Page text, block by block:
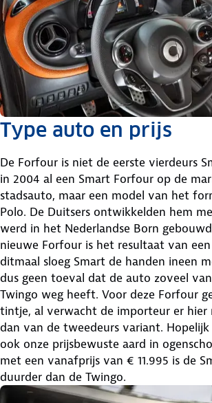
Type auto en prijs
De Forfour is niet de eerste vierdeurs
in 2004 al een Smart Forfour op de
stadsauto, maar een model van het
Polo. De Duitsers ontwikkelden hem
werd in het Nederlandse Born
nieuwe Forfour is het resultaat van
ditmaal sloeg Smart de handen ineen
dus geen toeval dat de auto zoveel
Twingo weg heeft. Voor deze Forfour
tintje, al verwacht de importeur er hier
dan van de tweedeurs variant.
ook onze prijsbewuste aard in
met een vanafprijs van € 11.995 is de
duurder dan de Twingo.